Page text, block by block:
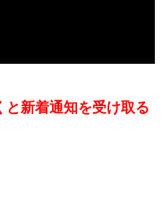
新着通知を受け取る